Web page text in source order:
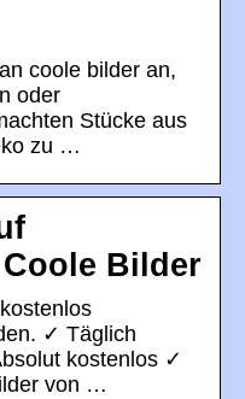
coole bilder an,
oder
Stücke aus
zu …
Bilder
✓ Täglich
kostenlos ✓
von …